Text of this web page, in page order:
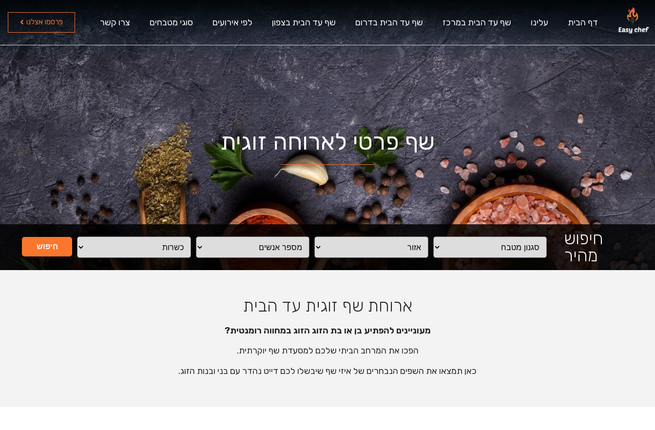
דף הבית עלינו שף עד הבית במרכז שף עד הבית בדרום שף עד הבית בצפון לפי אירועים סוגי מטבחים צרו קשר פרסמו אצלנו
שף פרטי לארוחה זוגית
חיפוש
מהיר
חיפוש
ארוחת שף זוגית עד הבית
מעוניינים להפתיע בן או בת הזוג הזוג במחווה רומנטית?
הפכו את המרחב הביתי שלכם למסעדת שף יוקרתית.
כאן תמצאו את השפים הנבחרים של איזי שף שיבשלו לכם דייט נהדר עם בני ובנות הזוג.